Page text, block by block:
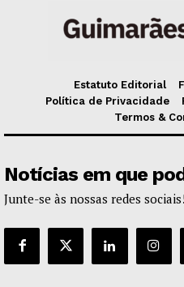
Estatuto Editorial
Política de Privacidade
Termos &
Notícias em que
Junte-se às nossas redes